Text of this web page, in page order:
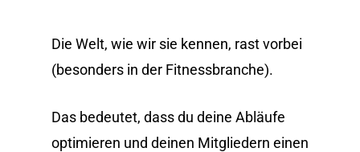
Die Welt, wie wir sie kennen, rast vorbei
(besonders in der Fitnessbranche).
Das bedeutet, dass du deine Abläufe
optimieren und deinen Mitgliedern einen